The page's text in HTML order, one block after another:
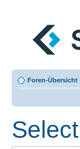
Foren-Übersicht